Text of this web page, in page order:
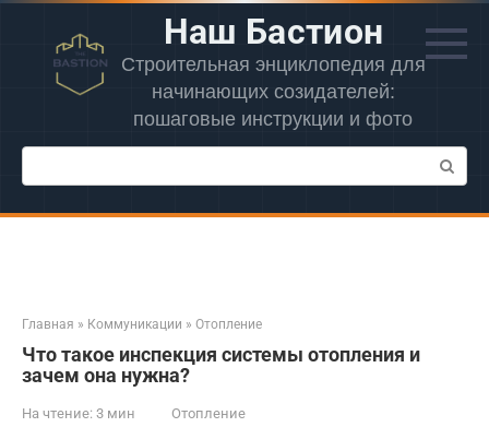
Перейти
контенту
Наш Бастион
Строительная энциклопедия для
начинающих созидателей:
пошаговые инструкции и фото
Поиск:
Главная » Коммуникации » Отопление
Что такое инспекция системы отопления и
зачем она нужна?
На чтение: 3 мин Отопление